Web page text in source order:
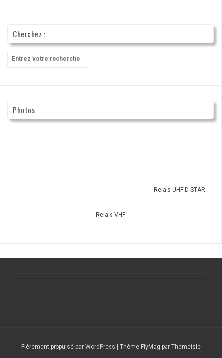
Cherchez :
pour
Photos
Relais UHF D-STAR
Relais VHF
Fièrement propulsé par WordPress Thème FlyMag par Themeisle